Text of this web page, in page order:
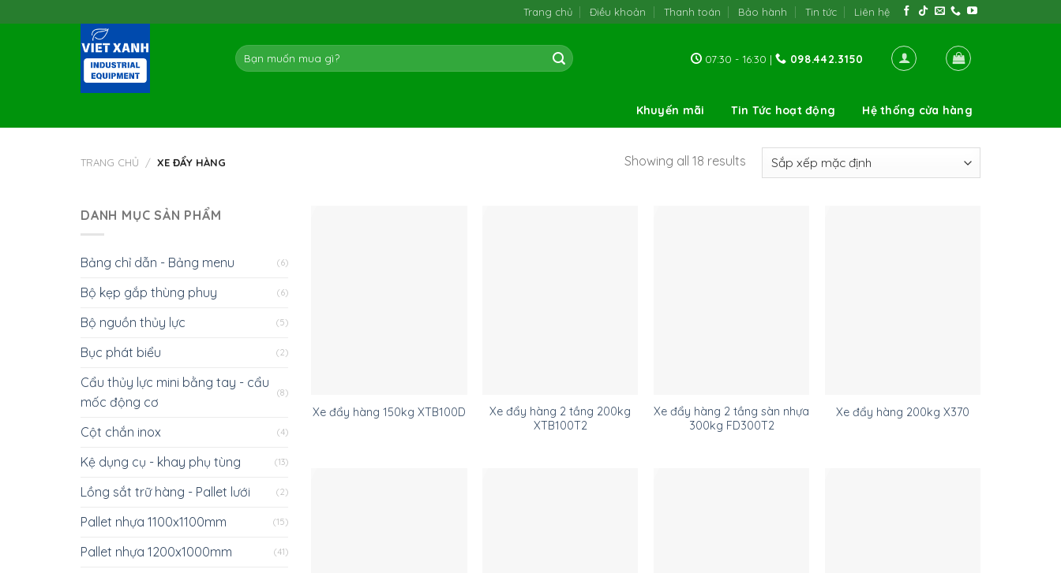
to
Trang chủ Điều khoản Thanh toán Bảo hành Tin tức Liên hệ
Tìm
kiếm:
07:30 - 16:30 | 098.442.3150
Khuyến mãi Tin Tức hoạt động Hệ thống cửa hàng
TRANG CHỦ / XE ĐẨY HÀNG Showing all 18 results
DANH MỤC SẢN PHẨM
Bảng chỉ dẫn - Bảng menu (6)
Bộ kẹp gắp thùng phuy (6)
Bộ nguồn thủy lực (5)
Bục phát biểu (2)
Cẩu thủy lực mini bằng tay - cẩu
mốc động cơ
(8)
Cột chắn inox (4)
Kệ dụng cụ - khay phụ tùng (13)
Lồng sắt trữ hàng - Pallet lưới (2)
Pallet nhựa 1100x1100mm (15)
Pallet nhựa 1200x1000mm (41)
Xe đẩy hàng 150kg XTB100D
Xe đẩy hàng 2 tầng 200kg
XTB100T2
Xe đẩy hàng 2 tầng sàn nhựa
300kg FD300T2
Xe đẩy hàng 200kg X370